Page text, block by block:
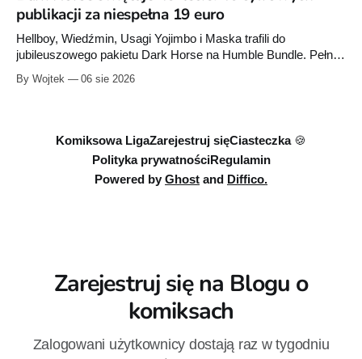
w Disney+.
publikacji za niespełna 19 euro
Hellboy, Wiedźmin, Usagi Yojimbo i Maska trafili do
jubileuszowego pakietu Dark Horse na Humble Bundle. Pełny
zestaw obejmuje 40 cyfrowych publikacji i kosztuje 18,71
euro. Oferta kończy się 13 sierpnia.
By Wojtek 06 sie 2026
Komiksowa LigaZarejestruj sięCiasteczka 🍪
Polityka prywatnościRegulamin
Powered by Ghost and Diffico.
Zarejestruj się na Blogu o
komiksach
Zalogowani użytkownicy dostają raz w tygodniu